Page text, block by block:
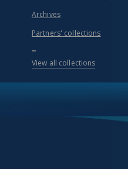
Archives
Partners' collections
...
View all collections